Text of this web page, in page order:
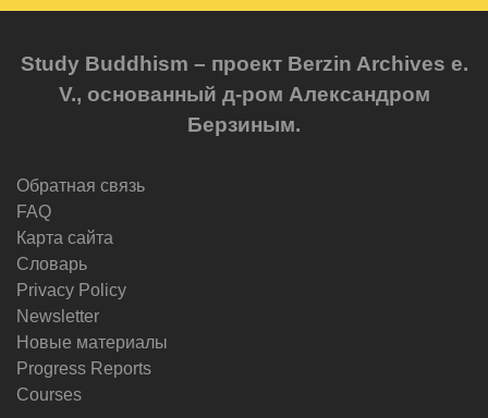
Study Buddhism – проект Berzin Archives e.
V., основанный д-ром Александром
Берзиным.
Обратная связь
FAQ
Карта сайта
Словарь
Privacy Policy
Newsletter
Новые материалы
Progress Reports
Courses